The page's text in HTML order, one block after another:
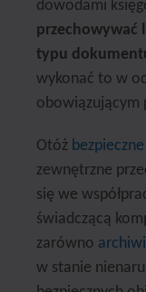
dowodami
przechowywać
typu
wykonać to w
obowiązującym
Otóż
zewnętrzne
się we
świadczącą
zarówno
w stanie